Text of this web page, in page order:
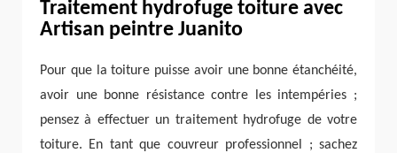
Traitement hydrofuge toiture avec
Artisan peintre Juanito
Pour que la toiture puisse avoir une bonne étanchéité,
avoir une bonne résistance contre les intempéries ;
pensez à effectuer un traitement hydrofuge de votre
toiture. En tant que couvreur professionnel ; sachez